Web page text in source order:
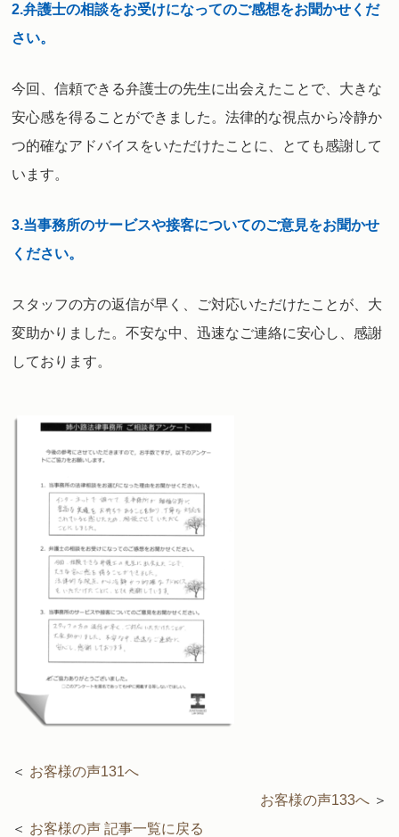
2.弁護士の相談をお受けになってのご感想をお聞かせくだ
さい。
今回、信頼できる弁護士の先生に出会えたことで、大きな
安心感を得ることができました。法律的な視点から冷静か
つ的確なアドバイスをいただけたことに、とても感謝して
います。
3.当事務所のサービスや接客についてのご意見をお聞かせ
ください。
スタッフの方の返信が早く、ご対応いただけたことが、大
変助かりました 。不安な中、迅速なご連絡に安心し、感謝
しております。
＜ お客様の声131へ
お客様の声133へ＞
＜ お客様の声 記事一覧に戻る